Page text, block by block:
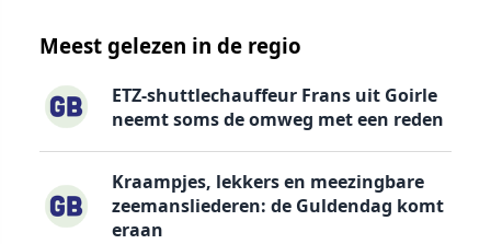
Meest gelezen in de regio
ETZ-shuttlechauffeur Frans uit Goirle
neemt soms de omweg met een reden
Kraampjes, lekkers en meezingbare
zeemansliederen: de Guldendag komt
eraan